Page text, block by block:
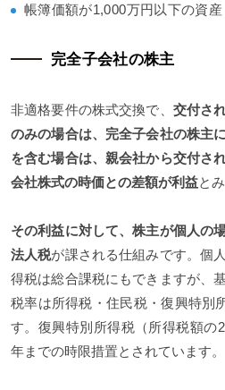
帳簿価額が1,000万円以下の資産
完全子会社の株主
非適格要件の株式交換で、 交付さ
のみの場合は、完全子会社の株主
を含む場合は、親会社から交付さ
会社株式の時価との差額が利益と
その利益に対して、株主が個人の
法人税が課される仕組みです。個
得税は総合課税にもできますが、
税率は所得税・住民税・復興特別
す。復興特別所得税（所得税額の
年までの時限措置とされています。